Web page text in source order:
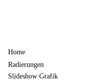
Home
Radierungen
Slideshow Grafik